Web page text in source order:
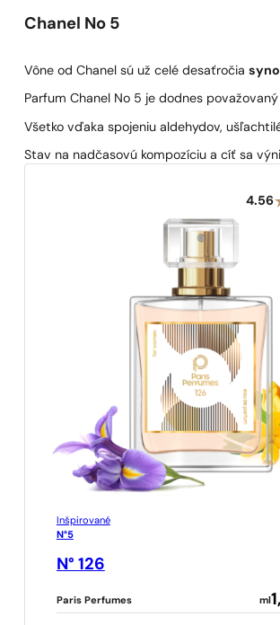
Chanel No 5
Vône od Chanel sú už celé desaťročia
Parfum Chanel No 5 je dodnes
Všetko vďaka spojeniu aldehydov,
Stav na nadčasovú kompozíciu a cíť sa
4.56
Inšpirované
N°5
N° 126
Paris Perfumes ml